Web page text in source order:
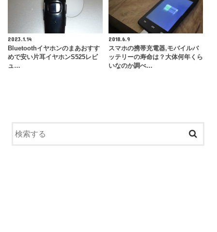
2023.1.14
Bluetoothイヤホンのまあおすす
めで安い片耳イヤホンS525レビ
ュ…
2018.6.9
スマホの携帯充電器,モバイルバ
ッテリーの寿命は？大体何年くら
いなのか調べ…